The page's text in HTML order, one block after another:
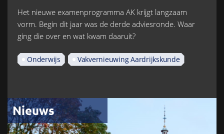
Het nieuwe examenprogramma AK krijgt langzaam
vorm. Begin dit jaar was de derde adviesronde. Waar
ging die over en wat kwam daaruit?
Onderwijs Vakvernieuwing Aardrijkskunde
Nieuws